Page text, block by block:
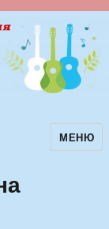
МЕНЮ